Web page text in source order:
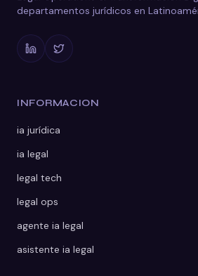
departamentos jurídicos en
INFORMACION
ia jurídica
ia legal
legal tech
legal ops
agente ia legal
asistente ia legal